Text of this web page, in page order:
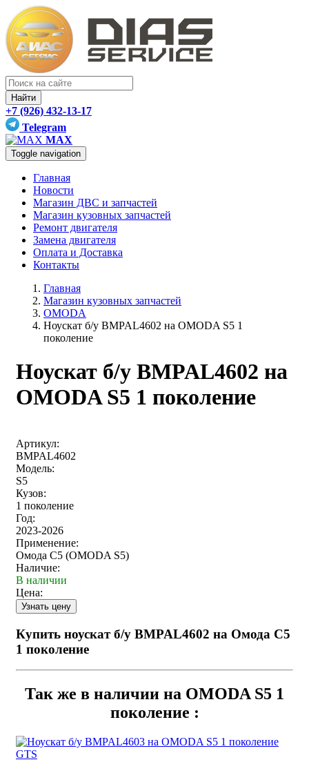
Найти
+7 (926) 432-13-17
Telegram
MAX
Toggle navigation
Главная
Новости
Магазин ДВС и запчастей
Магазин кузовных запчастей
Ремонт двигателя
Замена двигателя
Оплата и Доставка
Контакты
Главная
Магазин кузовных запчастей
OMODA
Ноускат б/у BMPAL4602 на OMODA S5 1
поколение
Ноускат б/у BMPAL4602 на
OMODA S5 1 поколение
Артикул:
BMPAL4602
Модель:
S5
Кузов:
1 поколение
Год:
2023-2026
Применение:
Омода С5 (OMODA S5)
Наличие:
В наличии
Цена:
Купить ноускат б/у BMPAL4602 на Омода С5
1 поколение
Так же в наличии на OMODA S5 1
поколение :